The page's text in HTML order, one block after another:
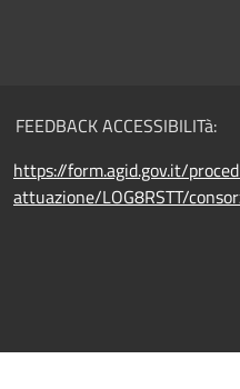
FEEDBACK ACCESSIBILITà:
https://form.agid.gov.it/
attuazione/LOG8RSTT/